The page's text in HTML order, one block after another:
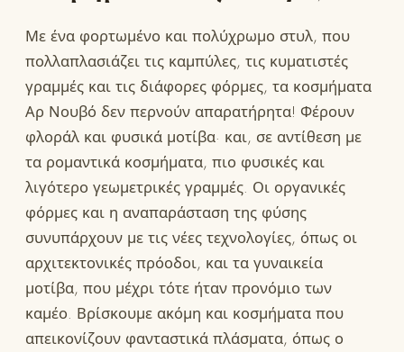
Με ένα φορτωμένο και πολύχρωμο στυλ, που
πολλαπλασιάζει τις καμπύλες, τις κυματιστές
γραμμές και τις διάφορες φόρμες, τα κοσμήματα
Αρ Νουβό δεν περνούν απαρατήρητα! Φέρουν
φλοράλ και φυσικά μοτίβα· και, σε αντίθεση με
τα ρομαντικά κοσμήματα, πιο φυσικές και
λιγότερο γεωμετρικές γραμμές. Οι οργανικές
φόρμες και η αναπαράσταση της φύσης
συνυπάρχουν με τις νέες τεχνολογίες, όπως οι
αρχιτεκτονικές πρόοδοι, και τα γυναικεία
μοτίβα, που μέχρι τότε ήταν προνόμιο των
καμέο. Βρίσκουμε ακόμη και κοσμήματα που
απεικονίζουν φανταστικά πλάσματα, όπως ο